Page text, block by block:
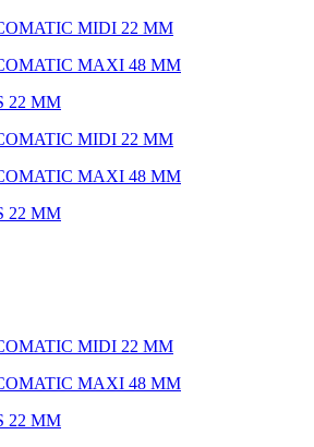
MIDI 22 ММ
MAXI 48 ММ
22 ММ
MIDI 22 ММ
MAXI 48 ММ
22 ММ
MIDI 22 ММ
MAXI 48 ММ
22 ММ